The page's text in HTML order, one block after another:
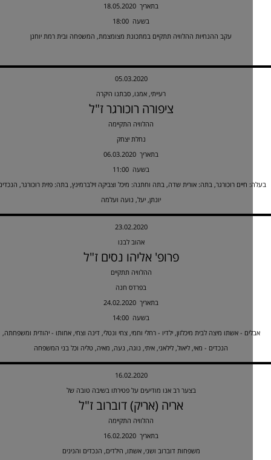
18.05.2020 בתאריך
עקב ההנחיות ההלוויה תתקיים במתכונת מצומצמת, המשפחה ובית רמת יוחנן
05.03.2020
רעייתי, אמנו, סבתנו היקרה
ציפורה רוכורגר ז"ל
ההלוויה התקיימה
נחלת יצחק
06.03.2020 בתאריך
חיים רוכורגר, בתה: אורית שדה, בתה וחתנה: מיכל וצביקה זילברמינץ, בתה: פזית רוכורגר, הנכדים:
יונתן, יעל, נועה ועלמה
23.02.2020
אהוב לבנו
פרופ' אליהו נסים ז"ל
ההלוויה תתקיים
בפרדס חנה
24.02.2020 בתאריך
- אשתו מיצה לבית מיכלזון, ילדיו - רחלי וחמי, צחי ונטלי, דינה וצחי, אחותו - יהודית ומשפחתה,
הנכדים - מאי, ליאול, לילאני, איתי, נוגה, נעה, מאיה, טליה וכל בני המשפחה
16.02.2020
בצער רב אנו מודיעים על פטירתו בשיבה טובה של
אריה (אריק) דוברוב ז"ל
ההלוויה התקיימה
16.02.2020 בתאריך
משפחות דוברוב ושני, אשתו, הילדים, הנכדים והנינים